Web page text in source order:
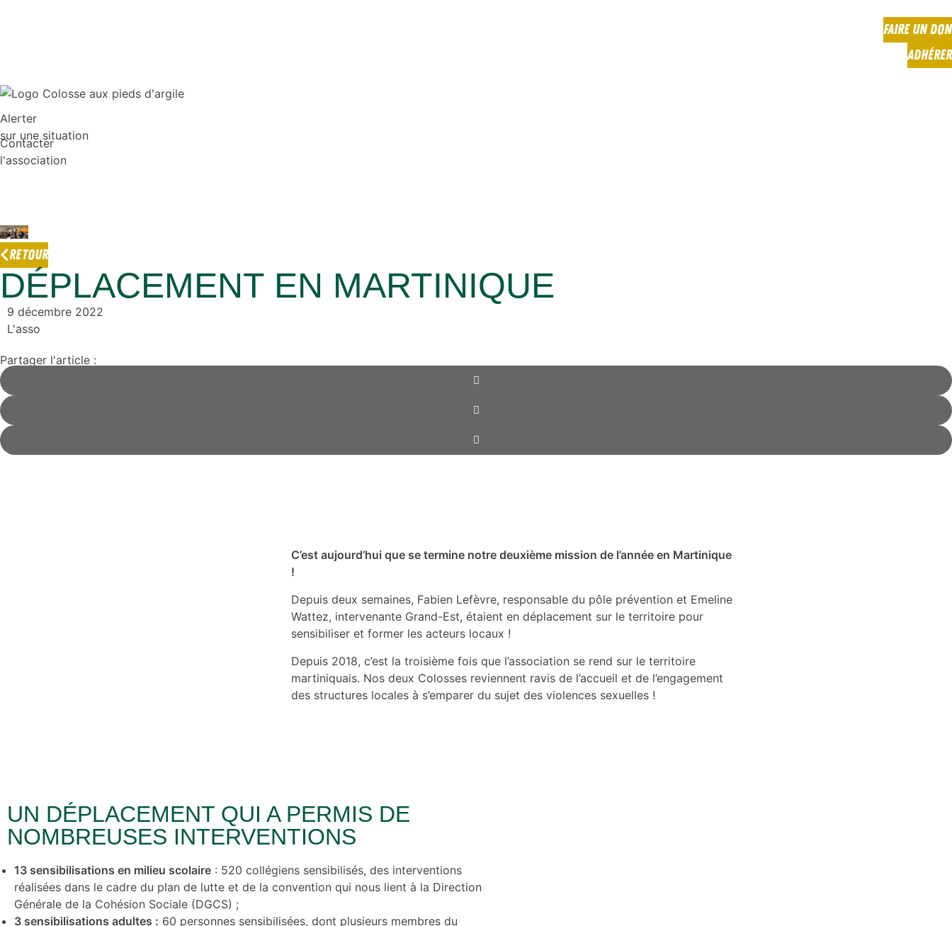
FAIRE UN DON
ADHÉRER
Alerter
sur une situation
Contacter
l'association
RETOUR
DÉPLACEMENT EN MARTINIQUE
9 décembre 2022
L'asso
Partager l'article :
C’est aujourd’hui que se termine notre deuxième mission de l’année en Martinique
!
Depuis deux semaines, Fabien Lefèvre, responsable du pôle prévention et Emeline
Wattez, intervenante Grand-Est, étaient en déplacement sur le territoire pour
sensibiliser et former les acteurs locaux !
Depuis 2018, c’est la troisième fois que l’association se rend sur le territoire
martiniquais. Nos deux Colosses reviennent ravis de l’accueil et de l’engagement
des structures locales à s’emparer du sujet des violences sexuelles !
UN DÉPLACEMENT QUI A PERMIS DE
NOMBREUSES INTERVENTIONS
13 sensibilisations en milieu scolaire : 520 collégiens sensibilisés, des interventions
réalisées dans le cadre du plan de lutte et de la convention qui nous lient à la Direction
Générale de la Cohésion Sociale (DGCS) ;
3 sensibilisations adultes : 60 personnes sensibilisées, dont plusieurs membres du